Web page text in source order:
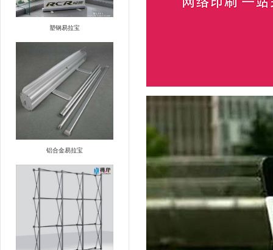
塑钢易拉宝
铝合金易拉宝